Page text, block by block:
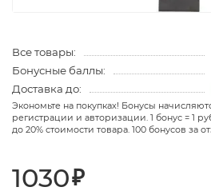
Все товары:
Бонусные баллы:
Доставка до:
Экономьте на покупках! Бонусы
регистрации и авторизации. 1 бонус = 1
до 20% стоимости товара. 100 бонусов за
1030₽